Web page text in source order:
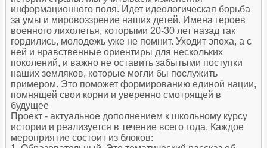
информационного поля. Идет идеологическая борьба
за умы и мировоззрение наших детей. Имена героев
военного лихолетья, которыми 20-30 лет назад так
гордились, молодежь уже не помнит. Уходит эпоха, а с
ней и нравственные ориентиры для нескольких
поколений, и важно не оставить забытыми поступки
наших земляков, которые могли бы послужить
примером. Это поможет формированию единой нации,
помнящей свои корни и уверенно смотрящей в
будущее
Проект - актуальное дополнением к школьному курсу
истории и реализуется в течение всего года. Каждое
мероприятие состоит из блоков: